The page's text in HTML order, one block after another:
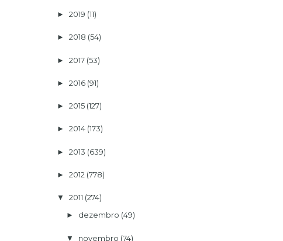
► 2019 (11)
► 2018 (54)
► 2017 (53)
► 2016 (91)
► 2015 (127)
► 2014 (173)
► 2013 (639)
► 2012 (778)
▼ 2011 (274)
► dezembro (49)
▼ novembro (74)